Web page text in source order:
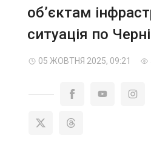
обʼєктам
ситуація по
05 ЖОВТНЯ 2025, 09:21